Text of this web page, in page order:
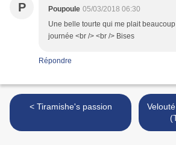
P Poupoule 05/03/2018 06:30
Une belle tourte qui me plait
journée <br /> <br /> Bises
Répondre
< Tiramishe's passion